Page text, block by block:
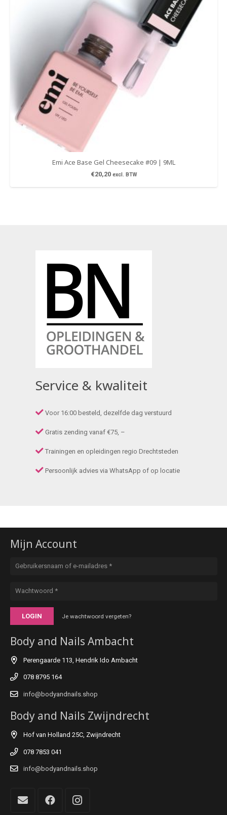
Emi Ace Base Gel Cheesecake #09 | 9ML
€20,20 excl. BTW
Service & kwaliteit
Voor 16:00 besteld, dezelfde dag verstuurd
Gratis zending vanaf €75, –
Trainingen en opleidingen regio Drechtsteden
Persoonlijk advies via WhatsApp of op locatie
Mijn Account
LOGIN Je wachtwoord vergeten?
Body and Nails Ambacht
Perengaarde 113, Hendrik Ido Ambacht
078 8795 164
info@bodyandnails.shop
Body and Nails Zwijndrecht
Hof van Holland 25C, Zwijndrecht
078 7853 041
info@bodyandnails.shop